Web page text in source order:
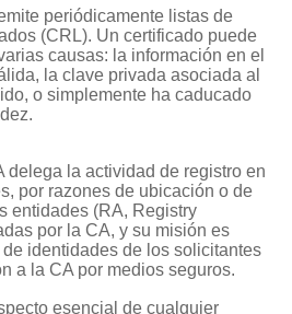
periódicamente listas de
(CRL). Un certificado puede
causas: la información en el
la clave privada asociada al
o simplemente ha caducado
delega la actividad de registro en
por razones de ubicación o de
entidades (RA, Registry
por la CA, y su misión es
de identidades de los solicitantes
a la CA por medios seguros.
esencial de cualquier